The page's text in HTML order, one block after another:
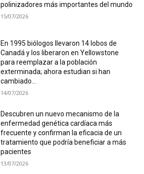
polinizadores más importantes del mundo
15/07/2026
En 1995 biólogos llevaron 14 lobos de
Canadá y los liberaron en Yellowstone
para reemplazar a la población
exterminada; ahora estudian si han
cambiado...
14/07/2026
Descubren un nuevo mecanismo de la
enfermedad genética cardíaca más
frecuente y confirman la eficacia de un
tratamiento que podría beneficiar a más
pacientes
13/07/2026